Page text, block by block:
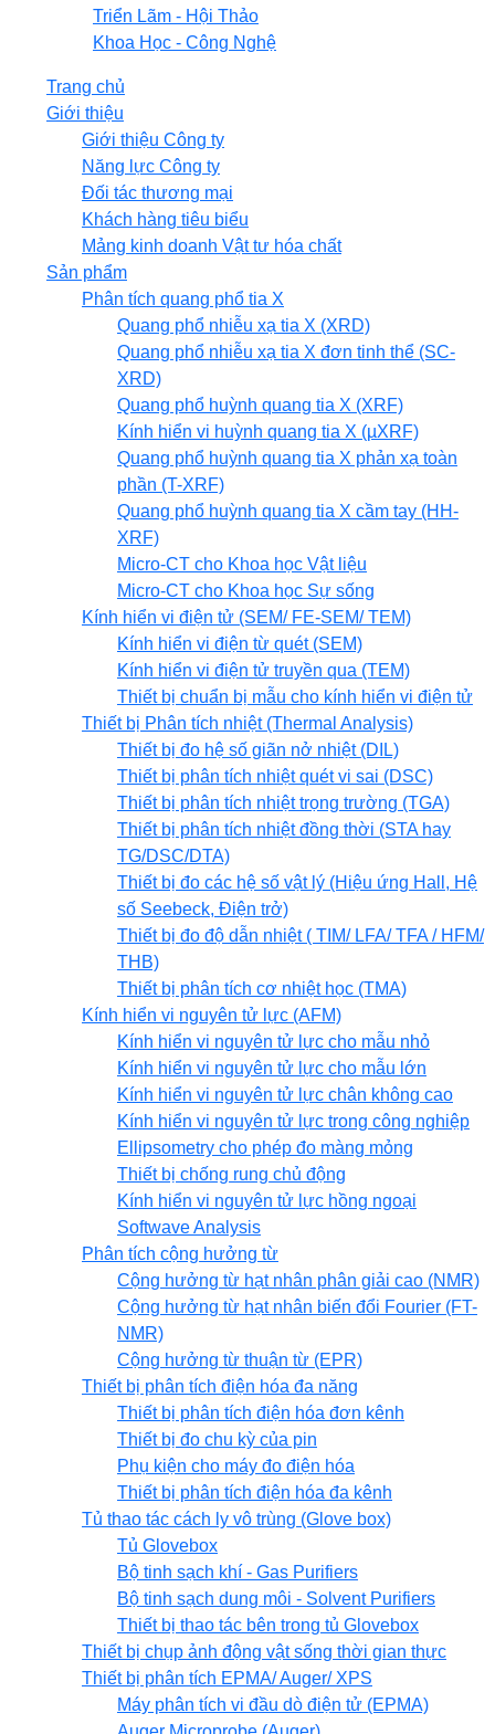
Triển Lãm - Hội Thảo
Khoa Học - Công Nghệ
Trang chủ
Giới thiệu
Giới thiệu Công ty
Năng lực Công ty
Đối tác thương mại
Khách hàng tiêu biểu
Mảng kinh doanh Vật tư hóa chất
Sản phẩm
Phân tích quang phổ tia X
Quang phổ nhiễu xạ tia X (XRD)
Quang phổ nhiễu xạ tia X đơn tinh thể (SC-
XRD)
Quang phổ huỳnh quang tia X (XRF)
Kính hiển vi huỳnh quang tia X (µXRF)
Quang phổ huỳnh quang tia X phản xạ toàn
phần (T-XRF)
Quang phổ huỳnh quang tia X cầm tay (HH-
XRF)
Micro-CT cho Khoa học Vật liệu
Micro-CT cho Khoa học Sự sống
Kính hiển vi điện tử (SEM/ FE-SEM/ TEM)
Kính hiển vi điện từ quét (SEM)
Kính hiển vi điện tử truyền qua (TEM)
Thiết bị chuẩn bị mẫu cho kính hiển vi điện tử
Thiết bị Phân tích nhiệt (Thermal Analysis)
Thiết bị đo hệ số giãn nở nhiệt (DIL)
Thiết bị phân tích nhiệt quét vi sai (DSC)
Thiết bị phân tích nhiệt trọng trường (TGA)
Thiết bị phân tích nhiệt đồng thời (STA hay
TG/DSC/DTA)
Thiết bị đo các hệ số vật lý (Hiệu ứng Hall, Hệ
số Seebeck, Điện trở)
Thiết bị đo độ dẫn nhiệt ( TIM/ LFA/ TFA / HFM/
THB)
Thiết bị phân tích cơ nhiệt học (TMA)
Kính hiển vi nguyên tử lực (AFM)
Kính hiển vi nguyên tử lực cho mẫu nhỏ
Kính hiển vi nguyên tử lực cho mẫu lớn
Kính hiển vi nguyên tử lực chân không cao
Kính hiển vi nguyên tử lực trong công nghiệp
Ellipsometry cho phép đo màng mỏng
Thiết bị chống rung chủ động
Kính hiển vi nguyên tử lực hồng ngoại
Softwave Analysis
Phân tích cộng hưởng từ
Cộng hưởng từ hạt nhân phân giải cao (NMR)
Cộng hưởng từ hạt nhân biến đổi Fourier (FT-
NMR)
Cộng hưởng từ thuận từ (EPR)
Thiết bị phân tích điện hóa đa năng
Thiết bị phân tích điện hóa đơn kênh
Thiết bị đo chu kỳ của pin
Phụ kiện cho máy đo điện hóa
Thiết bị phân tích điện hóa đa kênh
Tủ thao tác cách ly vô trùng (Glove box)
Tủ Glovebox
Bộ tinh sạch khí - Gas Purifiers
Bộ tinh sạch dung môi - Solvent Purifiers
Thiết bị thao tác bên trong tủ Glovebox
Thiết bị chụp ảnh động vật sống thời gian thực
Thiết bị phân tích EPMA/ Auger/ XPS
Máy phân tích vi đầu dò điện tử (EPMA)